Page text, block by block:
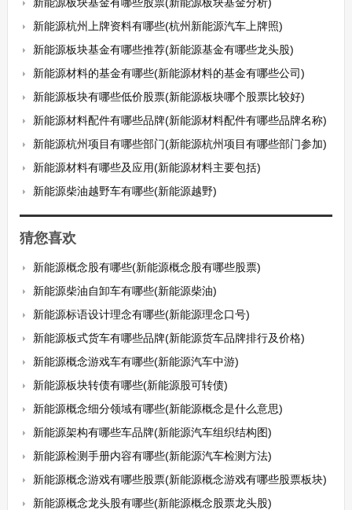
新能源杭州上牌资料有哪些(杭州新能源汽车上牌照)
新能源板块基金有哪些推荐(新能源基金有哪些龙头股)
新能源材料的基金有哪些(新能源材料的基金有哪些公司)
新能源板块有哪些低价股票(新能源板块哪个股票比较好)
新能源材料配件有哪些品牌(新能源材料配件有哪些品牌名称)
新能源杭州项目有哪些部门(新能源杭州项目有哪些部门参加)
新能源材料有哪些及应用(新能源材料主要包括)
新能源柴油越野车有哪些(新能源越野)
猜您喜欢
新能源概念股有哪些(新能源概念股有哪些股票)
新能源柴油自卸车有哪些(新能源柴油)
新能源标语设计理念有哪些(新能源理念口号)
新能源板式货车有哪些品牌(新能源货车品牌排行及价格)
新能源概念游戏车有哪些(新能源汽车中游)
新能源板块转债有哪些(新能源股可转债)
新能源概念细分领域有哪些(新能源概念是什么意思)
新能源架构有哪些车品牌(新能源汽车组织结构图)
新能源检测手册内容有哪些(新能源汽车检测方法)
新能源概念游戏有哪些股票(新能源概念游戏有哪些股票板块)
新能源概念龙头股有哪些(新能源概念股票龙头股)